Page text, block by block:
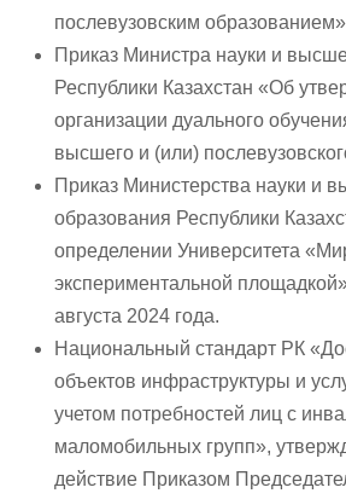
послевузовским
Приказ Министра науки и
Республики Казахстан «Об
организации дуального
высшего и (или)
Приказ Министерства науки и
образования Республики
определении Университета
экспериментальной
августа 2024 года.
Национальный стандарт РК
объектов инфраструктуры и
учетом потребностей лиц с
маломобильных групп»,
действие Приказом